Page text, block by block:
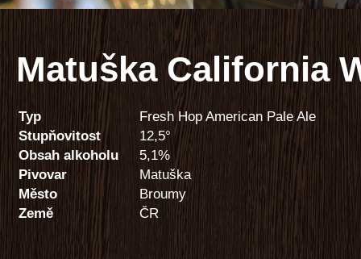
Matuška California
Typ
Fresh Hop American Pale Ale
Stupňovitost
12,5°
Obsah alkoholu
5,1%
Pivovar
Matuška
Město
Broumy
Země
ČR